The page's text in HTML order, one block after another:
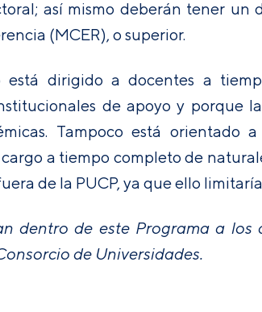
así mismo deberán tener
(MCER), o superior.
está dirigido a docentes a
de apoyo y porque
Tampoco está orientado
a tiempo completo de
de la PUCP, ya que ello
dentro de este Programa a
de Universidades.